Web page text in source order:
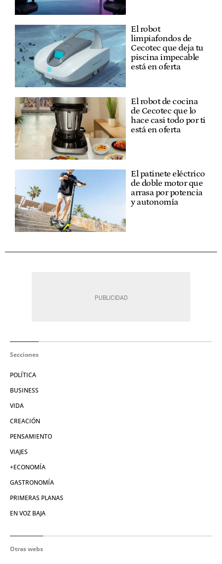
El robot
limpiafondos de
Cecotec que deja tu
piscina impecable
está en oferta
El robot de cocina
de Cecotec que lo
hace casi todo por ti
está en oferta
El patinete eléctrico
de doble motor que
arrasa por potencia
y autonomía
Secciones
POLÍTICA
BUSINESS
VIDA
CREACIÓN
PENSAMIENTO
VIAJES
+ECONOMÍA
GASTRONOMÍA
PRIMERAS PLANAS
EN VOZ BAJA
Otras webs